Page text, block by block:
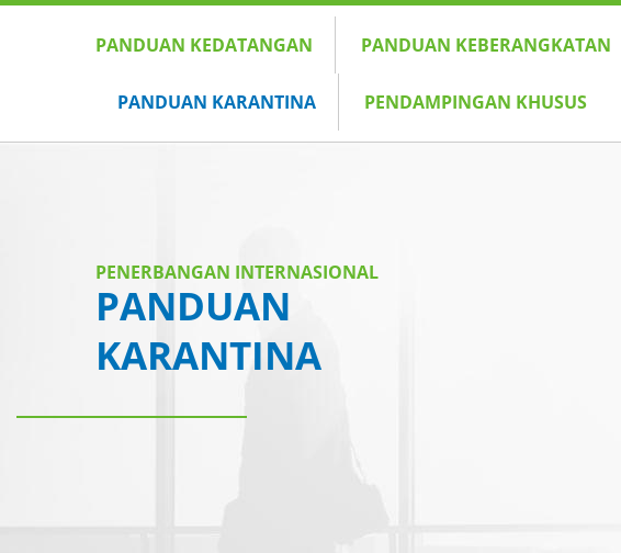
PANDUAN KEDATANGAN PANDUAN KEBERANGKATAN
PANDUAN KARANTINA PENDAMPINGAN KHUSUS
PENERBANGAN INTERNASIONAL
PANDUAN
KARANTINA